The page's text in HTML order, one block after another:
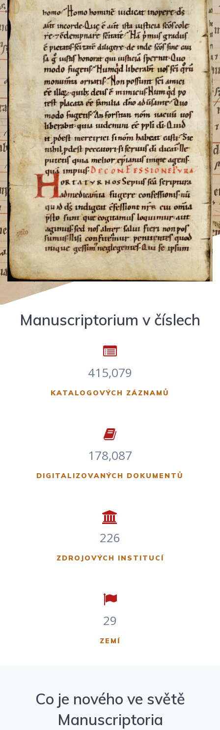
Manuscriptorium v číslech
415,079
KATALOGOVÝCH ZÁZNAMŮ
178,087
DIGITALIZOVANÝCH DOKUMENTŮ
226
ZDROJOVÝCH INSTITUCÍ
29
ZEMÍ
Co je nového ve světě
Manuscriptoria